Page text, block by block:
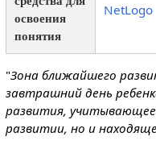
освоения
понятия
NetLogo
"Зона ближайшего
завтрашний день
развития,
развитии, но и